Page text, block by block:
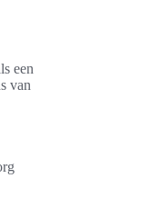
een
van